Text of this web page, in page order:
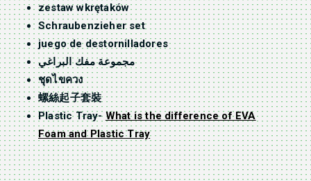
zestaw wkrętaków
Schraubenzieher set
juego de destornilladores
مجموعة مفك البراغي
ชุดไขควง
螺絲起子套裝
Plastic Tray- What is the difference of EVA
Foam and Plastic Tray